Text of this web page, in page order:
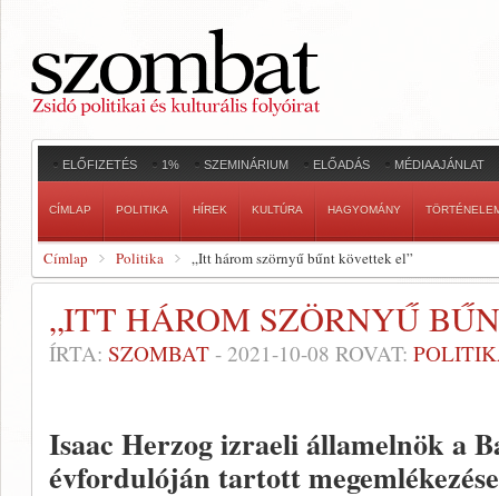
ELŐFIZETÉS 1% SZEMINÁRIUM ELŐADÁS MÉDIAAJÁNLAT
CÍMLAP POLITIKA HÍREK KULTÚRA HAGYOMÁNY
Címlap Politika „Itt három szörnyű bűnt követtek el”
„ITT HÁROM SZÖRNYŰ
ÍRTA: SZOMBAT - 2021-10-08 ROVAT:
Isaac Herzog izraeli államelnök a
évfordulóján tartott